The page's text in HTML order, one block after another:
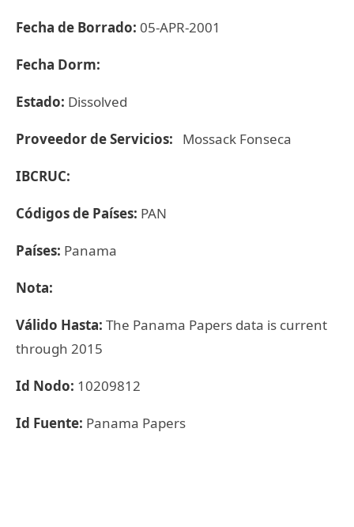
Fecha de Borrado: 05-APR-2001
Fecha Dorm:
Estado: Dissolved
Proveedor de Servicios: Mossack Fonseca
IBCRUC:
Códigos de Países: PAN
Países: Panama
Nota:
Válido Hasta: The Panama Papers data is current
through 2015
Id Nodo: 10209812
Id Fuente: Panama Papers